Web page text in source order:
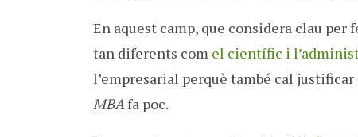
En aquest camp, que considera clau
tan diferents com el científic i
l’empresarial perquè també cal
MBAfa poc.